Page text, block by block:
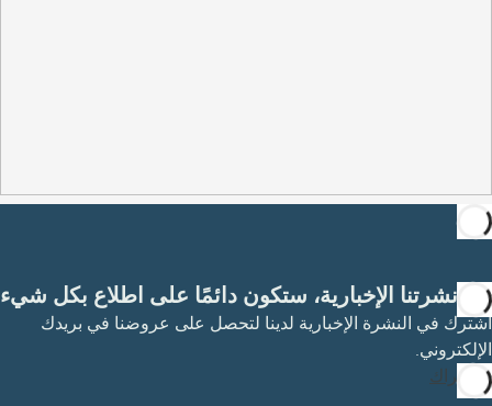
مع نشرتنا الإخبارية، ستكون دائمًا على اطلاع بكل شيء
اشترك في النشرة الإخبارية لدينا لتحصل على عروضنا في بريدك
الإلكتروني.
الاشتراك